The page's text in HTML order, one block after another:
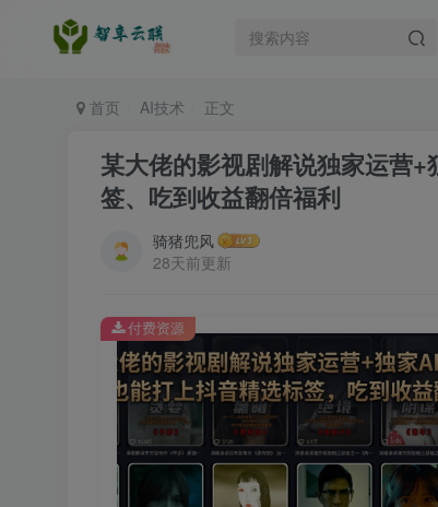
首页 AI技术 正文
某大佬的影视剧解说独家运营
签、吃到收益翻倍福利
骑猪兜风
28天前更新
付费资源